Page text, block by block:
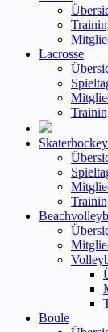
Lacrosse
Skaterhockey
Boule